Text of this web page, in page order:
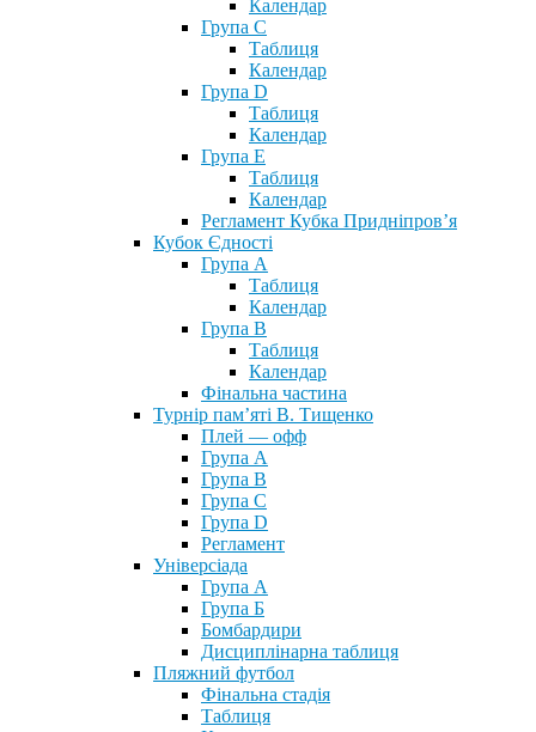
Календар
Група С
Таблиця
Календар
Група D
Таблиця
Календар
Група Е
Таблиця
Календар
Регламент Кубка Придніпров’я
Кубок Єдності
Група А
Таблиця
Календар
Група В
Таблиця
Календар
Фінальна частина
Турнір пам’яті В. Тищенко
Плей — офф
Група А
Група B
Група С
Група D
Регламент
Універсіада
Група А
Група Б
Бомбардири
Дисциплінарна таблиця
Пляжний футбол
Фінальна стадія
Таблиця